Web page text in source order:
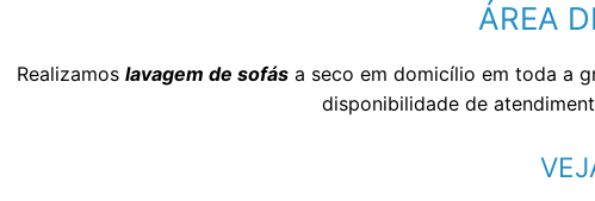
ÁREA
Realizamos lavagem de sofás a seco em domicílio em toda a
disponibilidade de